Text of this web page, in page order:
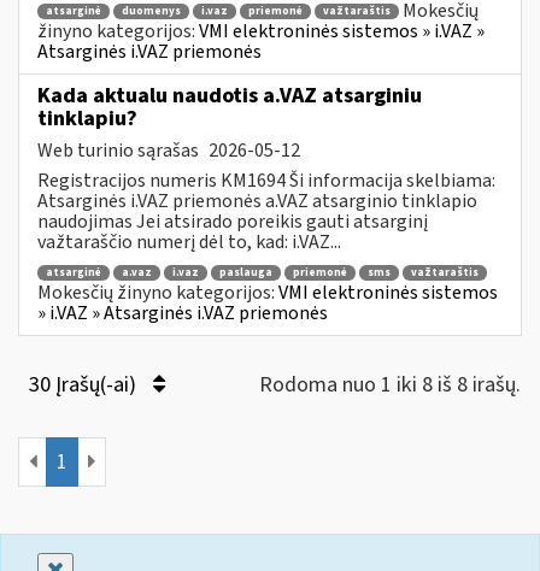
atsarginė duomenys i.vaz priemonė važtaraštis
Mokesčių
žinyno kategorijos:VMI elektroninės sistemos » i.VAZ »
Atsarginės i.VAZ priemonės
Kada aktualu naudotis a.VAZ atsarginiu
tinklapiu?
Web turinio sąrašas 2026-05-12
Registracijos numeris KM1694 Ši informacija skelbiama:
Atsarginės i.VAZ priemonės a.VAZ atsarginio tinklapio
naudojimas Jei atsirado poreikis gauti atsarginį
važtaraščio numerį dėl to, kad: i.VAZ...
atsarginė a.vaz i.vaz paslauga priemonė sms važtaraštis
Mokesčių žinyno kategorijos:VMI elektroninės sistemos
» i.VAZ » Atsarginės i.VAZ priemonės
30 Įrašų(-ai) Rodoma nuo 1 iki 8 iš 8 irašų.
1